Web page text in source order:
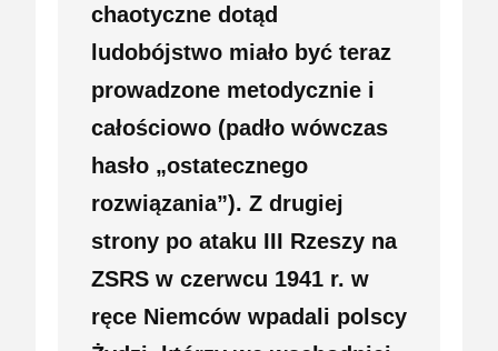
chaotyczne dotąd
ludobójstwo miało być teraz
prowadzone metodycznie i
całościowo (padło wówczas
hasło „ostatecznego
rozwiązania”). Z drugiej
strony po ataku III Rzeszy na
ZSRS w czerwcu 1941 r. w
ręce Niemców wpadali polscy